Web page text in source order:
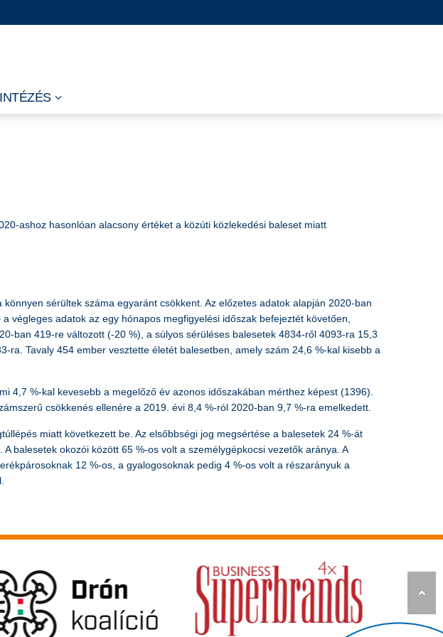
ashoz hasonlóan alacsony értéket a közúti közlekedési baleset miatt
sérültek száma egyaránt csökkent. Az előzetes adatok alapján 2020-ban
adatok az egy hónapos megfigyelési időszak befejeztét követően,
ban 419-re változott (-20 %), a súlyos sérüléses balesetek 4834-ről 4093-ra 15,3
Tavaly 454 ember vesztette életét balesetben, amely szám 24,6 %-kal kisebb a
4,7 %-kal kevesebb a megelőző év azonos időszakában mérthez képest (1396).
csökkenés ellenére a 2019. évi 8,4 %-ról 2020-ban 9,7 %-ra emelkedett.
miatt következett be. Az elsőbbségi jog megsértése a balesetek 24 %-át
balesetek okozói között 65 %-os volt a személygépkocsi vezetők aránya. A
12 %-os, a gyalogosoknak pedig 4 %-os volt a részarányuk a